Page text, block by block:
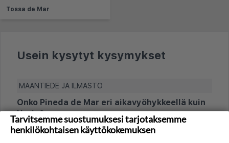
Tossa de Mar
Usein kysytyt kysymykset
MAANTIEDE JA ILMASTO
Onko Pineda de Mar eri aikavyöhykkeellä kuin
Norja?
Platja de Mar on samalla aikavyöhykkeellä kuin
Tarvitsemme suostumuksesi tarjotaksemme
henkilökohtaisen käyttökokemuksen